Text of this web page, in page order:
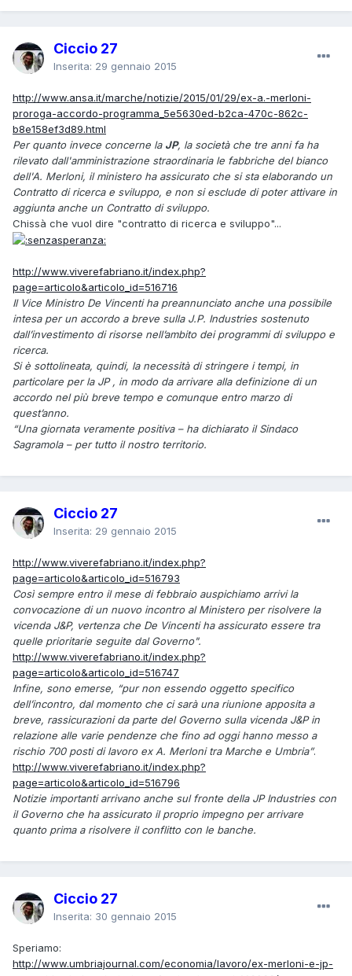
Ciccio 27
Inserita: 29 gennaio 2015
http://www.ansa.it/marche/notizie/2015/01/29/ex-a.-merloni-
proroga-accordo-programma_5e5630ed-b2ca-470c-862c-
b8e158ef3d89.html
Per quanto invece concerne la JP, la società che tre anni fa ha
rilevato dall'amministrazione straordinaria le fabbriche del bianco
dell'A. Merloni, il ministero ha assicurato che si sta elaborando un
Contratto di ricerca e sviluppo, e non si esclude di poter attivare in
aggiunta anche un Contratto di sviluppo.
Chissà che vuol dire "contratto di ricerca e sviluppo"...
http://www.viverefabriano.it/index.php?
page=articolo&articolo_id=516716
Il Vice Ministro De Vincenti ha preannunciato anche una possibile
intesa per un accordo a breve sulla J.P. Industries sostenuto
dall’investimento di risorse nell’ambito dei programmi di sviluppo e
ricerca.
Si è sottolineata, quindi, la necessità di stringere i tempi, in
particolare per la JP , in modo da arrivare alla definizione di un
accordo nel più breve tempo e comunque entro marzo di
quest’anno.
“Una giornata veramente positiva – ha dichiarato il Sindaco
Sagramola – per tutto il nostro territorio.
Ciccio 27
Inserita: 29 gennaio 2015
http://www.viverefabriano.it/index.php?
page=articolo&articolo_id=516793
Così sempre entro il mese di febbraio auspichiamo arrivi la
convocazione di un nuovo incontro al Ministero per risolvere la
vicenda J&P, vertenza che De Vincenti ha assicurato essere tra
quelle prioritarie seguite dal Governo".
http://www.viverefabriano.it/index.php?
page=articolo&articolo_id=516747
Infine, sono emerse, “pur non essendo oggetto specifico
dell’incontro, dal momento che ci sarà una riunione apposita a
breve, rassicurazioni da parte del Governo sulla vicenda J&P in
relazione alle varie pendenze che fino ad oggi hanno messo a
rischio 700 posti di lavoro ex A. Merloni tra Marche e Umbria”.
http://www.viverefabriano.it/index.php?
page=articolo&articolo_id=516796
Notizie importanti arrivano anche sul fronte della JP Industries con
il Governo che ha assicurato il proprio impegno per arrivare
quanto prima a risolvere il conflitto con le banche.
Ciccio 27
Inserita: 30 gennaio 2015
Speriamo:
http://www.umbriajournal.com/economia/lavoro/ex-merloni-e-jp-